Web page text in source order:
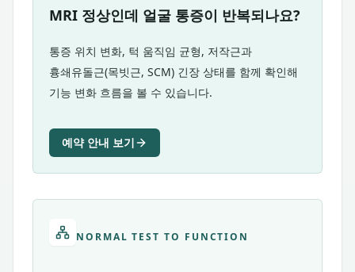
MRI 정상인데 얼굴 통증이 반복되나요?
통증 위치 변화, 턱 움직임 균형, 저작근과
흉쇄유돌근(목빗근, SCM) 긴장 상태를 함께 확인해
기능 변화 흐름을 볼 수 있습니다.
예약 안내 보기
NORMAL TEST TO FUNCTION